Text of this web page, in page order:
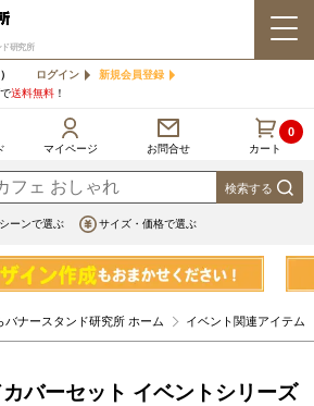
研究所
ログイン
新規会員登録
送料無料 ！
マイページ お問合せ カート
0
シーンで選ぶ サイズ・価格で選ぶ
ナースタンド研究所 ホーム イベント関連アイテム
バーセット イベントシリーズ